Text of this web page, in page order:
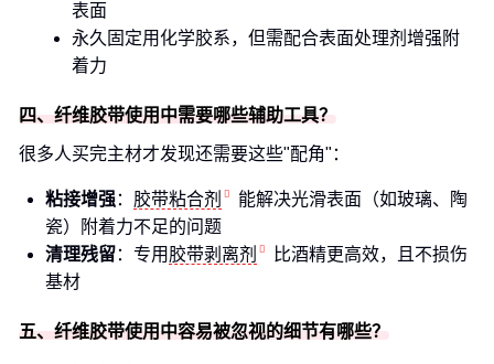
表面
永久固定用化学胶系，但需配合表面处理剂增强附
着力
四、纤维胶带使用中需要哪些辅助工具？
很多人买完主材才发现还需要这些"配角"：
粘接增强： 胶带粘合剂
能解决光滑表面（如玻璃、陶
瓷）附着力不足的问题
清理残留：专用 胶带剥离剂
比酒精更高效，且不损伤
基材
五、纤维胶带使用中容易被忽视的细节有哪些？